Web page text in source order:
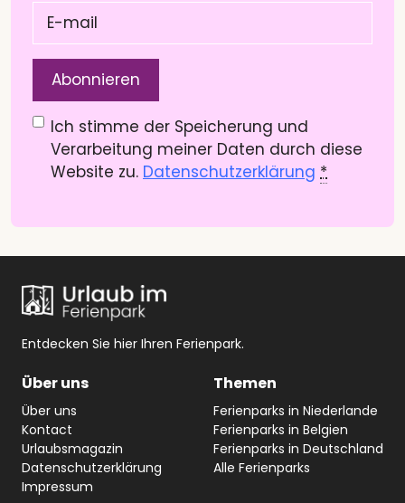
Datenschutzerklärung(Pflichtfeld)
Ich stimme der Speicherung und
Verarbeitung meiner Daten durch diese
Website zu. Datenschutzerklärung *
mail (Pflichtfeld)
Entdecken Sie hier Ihren Ferienpark.
Über uns
Über uns
Kontact
Urlaubsmagazin
Datenschutzerklärung
Impressum
Themen
Ferienparks in Niederlande
Ferienparks in Belgien
Ferienparks in Deutschland
Alle Ferienparks